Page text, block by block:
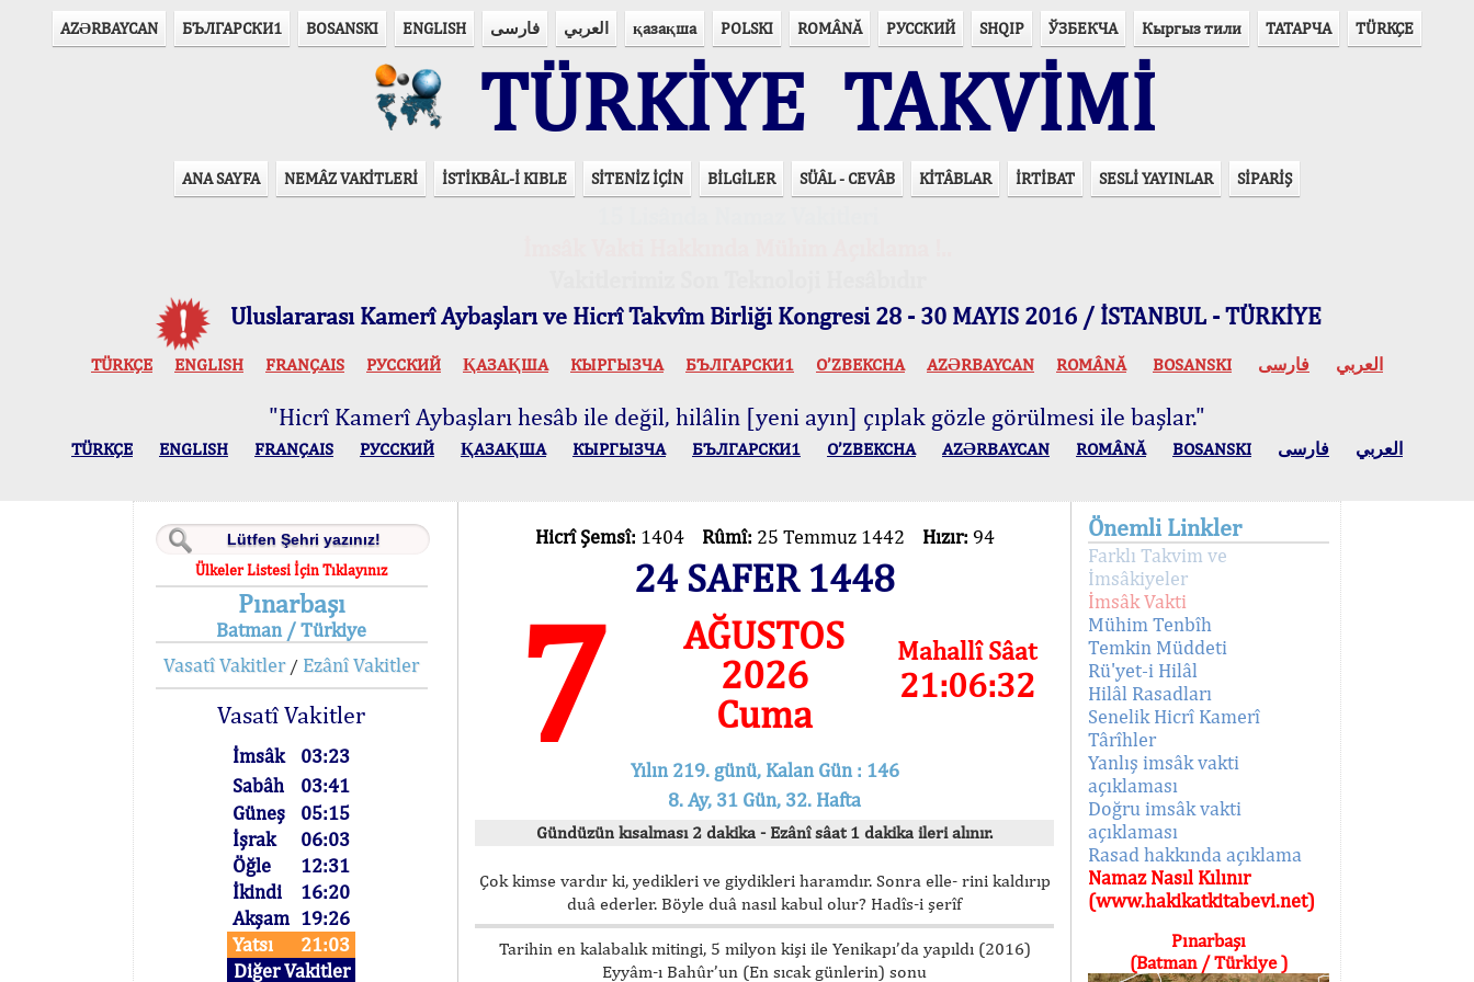
AZӘRBAYCAN БЪЛГАРСКИ1 BOSANSKI ENGLISH فارسی العربي қазақша POLSKI ROMÂNĂ РУССКИЙ SHQIP ЎЗБЕКЧА Кыргыз тили ТАТАРЧА TÜRKÇE
TÜRKİYE TAKVİMİ
ANA SAYFA NEMÂZ VAKİTLERİ İSTİKBÂL-İ KIBLE SİTENİZ İÇİN BİLGİLER SÜÂL - CEVÂB KİTÂBLAR İRTİBAT SESLİ YAYINLAR SİPARİŞ
Uluslararası Kamerî Aybaşları ve Hicrî Takvîm Birliği Kongresi 28 - 30 MAYIS 2016 / İSTANBUL - TÜRKİYE
TÜRKÇE ENGLISH FRANÇAIS РУССКИЙ ҚАЗАҚША КЫPГЫЗЧA БЪЛГАРСКИ1 O’ZBEKCHA AZӘRBAYCAN ROMÂNĂ BOSANSKI العربي فارسی
"Hicrî Kamerî Aybaşları hesâb ile değil, hilâlin [yeni ayın] çıplak gözle görülmesi ile başlar."
TÜRKÇE ENGLISH FRANÇAIS РУССКИЙ ҚАЗАҚША КЫPГЫЗЧA БЪЛГАРСКИ1 O’ZBEKCHA AZӘRBAYCAN ROMÂNĂ BOSANSKI العربي فارسی
Ülkeler Listesi İçin Tıklayınız
Pınarbaşı
Batman / Türkiye
Vasatî Vakitler/ Ezânî Vakitler
Vasatî Vakitler
İmsâk
03:23
Sabâh
03:41
Güneş
05:15
İşrak
06:03
Öğle
12:31
İkindi
16:20
Akşam 19:26
Yatsı
21:03
Diğer Vakitler
Hicrî Şemsî: 1404 Rûmî: 25 Temmuz 1442 Hızır: 94
24 SAFER 1448
7
AĞUSTOS
2026
Cuma
Mahallî Sâat
21:06:32
Yılın 219. günü, Kalan Gün : 146
8. Ay, 31 Gün, 32. Hafta
Gündüzün kısalması 2 dakika - Ezânî sâat 1 dakika ileri alınır.
Çok kimse vardır ki, yedikleri ve giydikleri haramdır. Sonra elle- rini kaldırıp
duâ ederler. Böyle duâ nasıl kabul olur? Hadîs-i şerîf
Tarihin en kalabalık mitingi, 5 milyon kişi ile Yenikapı’da yapıldı (2016)
Eyyâm-ı Bahûr’un (En sıcak günlerin) sonu
Önemli Linkler
Farklı Takvim ve
İmsâkiyeler
İmsâk Vakti
Mühim Tenbîh
Temkin Müddeti
Rü'yet-i Hilâl
Hilâl Rasadları
Senelik Hicrî Kamerî
Târîhler
Yanlış imsâk vakti
açıklaması
Doğru imsâk vakti
açıklaması
Rasad hakkında açıklama
Namaz Nasıl Kılınır
(www.hakikatkitabevi.net)
Pınarbaşı
(Batman / Türkiye )